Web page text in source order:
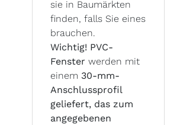
sie in Baumärkten
finden, falls Sie eines
brauchen.
Wichtig! PVC-
Fenster werden mit
einem 30-mm-
Anschlussprofil
geliefert, das zum
angegebenen